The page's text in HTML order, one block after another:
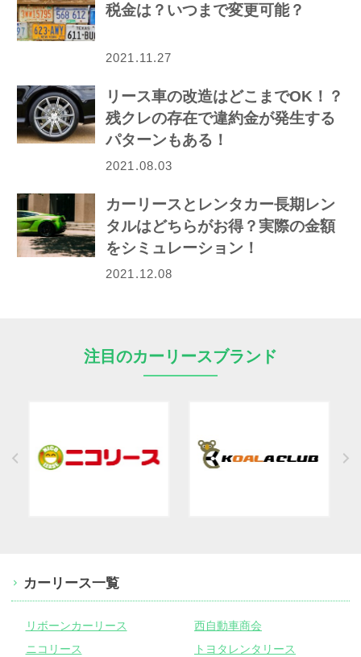
税金は？いつまで変更可能？
2021.11.27
リース車の改造はどこまでOK！？
残クレの存在で違約金が発生する
パターンもある！
2021.08.03
カーリースとレンタカー長期レン
タルはどちらがお得？実際の金額
をシミュレーション！
2021.12.08
注目のカーリースブランド
カーリース一覧
リボーンカーリース
西自動車商会
ニコリース
トヨタレンタリース